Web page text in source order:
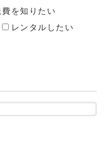
費を知りたい
レンタルしたい